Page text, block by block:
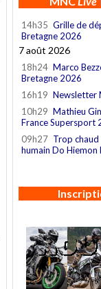
14h35 Grille de
Bretagne 2026
7 août 2026
18h24 Marco
Bretagne 2026
16h19 Newsletter
10h29 Mathieu
France Supersport
09h27 Trop
humain Do Hiemon